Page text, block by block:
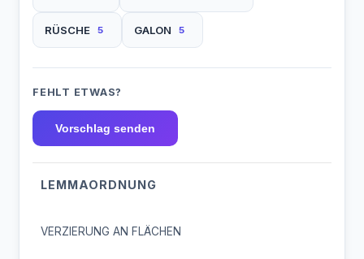
RÜSCHE 5 GALON 5
FEHLT ETWAS?
Vorschlag senden
LEMMAORDNUNG
VERZIERUNG AN FLÄCHEN